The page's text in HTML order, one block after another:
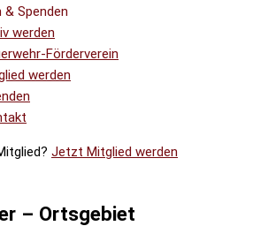
Spenden
werden
Förderverein
werden
Jetzt Mitglied werden
– Ortsgebiet